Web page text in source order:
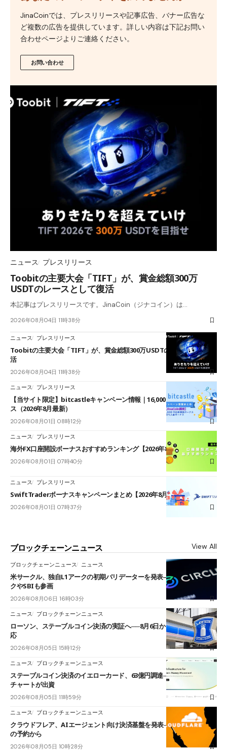
JinaCoinでは、プレスリリースや記事広告、バナー広告な
ど複数の広告を提供しています。詳しい内容は下記お問い
合わせページよりご連絡ください。
お問い合わせ
ニュース プレスリリース
Toobitの主要大会「TIFT」が、賞金総額300万
USDTのレースとして復活
本記事はプレスリリースです。JinaCoin（ジナコイン）は…
2026年08月04日 11時38分
ニュース プレスリリース
Toobitの主要大会「TIFT」が、賞金総額300万USDTのレースとして復
活
2026年08月04日 11時38分
ニュース プレスリリース
【当サイト限定】bitcastleキャンペーン情報｜16,000円口座開設ボーナ
ス（2026年8月最新）
2026年08月01日 08時12分
ニュース プレスリリース
海外FX口座開設ボーナスおすすめランキング【2026年8月最新】
2026年08月01日 07時40分
ニュース プレスリリース
SwiftTraderボーナスキャンペーンまとめ【2026年8月最新】
2026年08月01日 07時37分
ブロックチェーンニュース View All
ブロックチェーンニュース ニュース
米サークル、独自L1アークの初期バリデーターを発表――ブラックロッ
クやSBIも参画
2026年08月06日 16時03分
ニュース ブロックチェーンニュース
ローソン、ステーブルコイン決済の実証へ──8月6日からJPYCやUSDC対
応
2026年08月05日 15時12分
ニュース ブロックチェーンニュース
ステーブルコイン決済のイエローカード、63億円調達──ソニーやスタン
チャートが出資
2026年08月05日 11時59分
ニュース ブロックチェーンニュース
クラウドフレア、AIエージェント向け決済基盤を発表──まずハンドル名
の予約から
2026年08月05日 10時28分